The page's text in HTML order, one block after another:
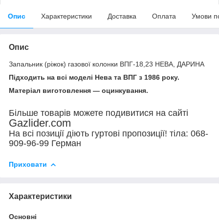
Опис Характеристики Доставка Оплата Умови
Опис
Запальник (ріжок) газової колонки ВПГ-18,23 НЕВА, ДАРИНА
Підходить на всі моделі Нева та ВПГ з 1986 року.
Матеріал виготовлення — оцинкування.
Більше товарів можете подивитися на сайті
Gazlider.com
На всі позиції діють гуртові пропозиції! тіла: 068-
909-96-99 Герман
Приховати
Характеристики
Основні